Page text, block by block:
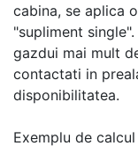
cabina, se aplica
"supliment
gazdui mai mult
contactati in
disponibilitatea.
Exemplu de